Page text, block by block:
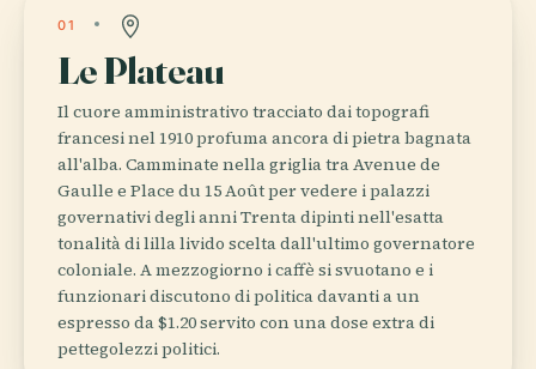
01
Le Plateau
Il cuore amministrativo tracciato dai topografi
francesi nel 1910 profuma ancora di pietra bagnata
all'alba. Camminate nella griglia tra Avenue de
Gaulle e Place du 15 Août per vedere i palazzi
governativi degli anni Trenta dipinti nell'esatta
tonalità di lilla livido scelta dall'ultimo governatore
coloniale. A mezzogiorno i caffè si svuotano e i
funzionari discutono di politica davanti a un
espresso da $1.20 servito con una dose extra di
pettegolezzi politici.